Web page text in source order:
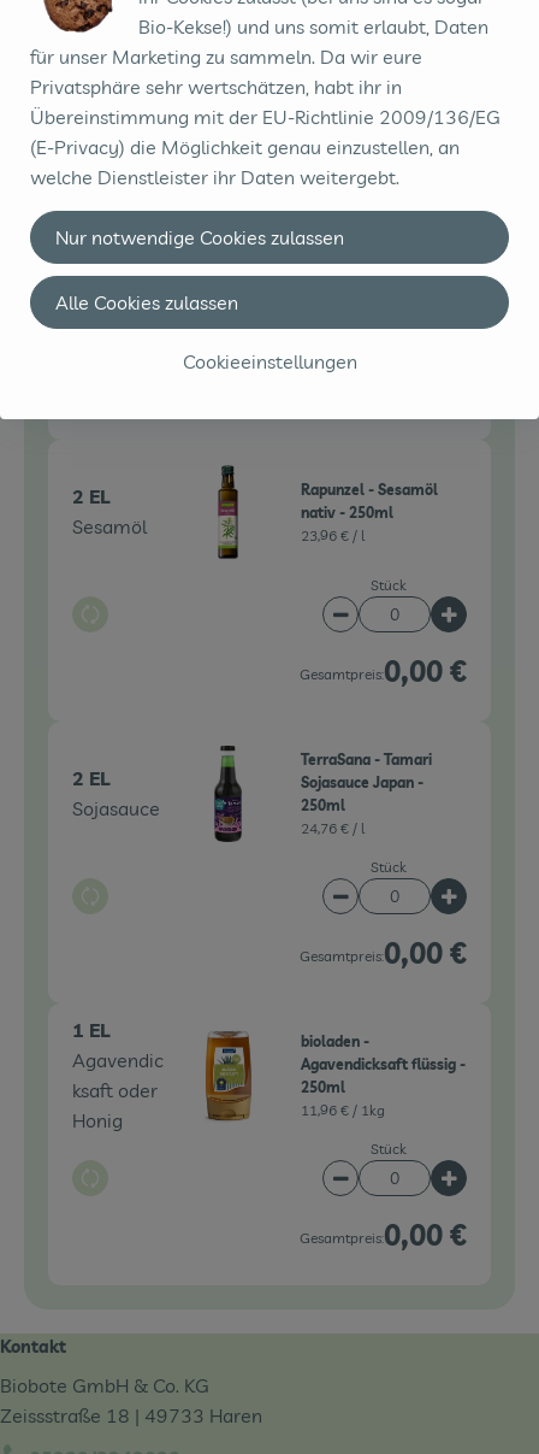
Auswahl ändern
Stück
Artikelanzahl
Gesamtpreis:0,00 €
1 Zehe(n)
Knoblauch
1,49 € /
2 EL
Sesamöl
Auswahl ändern
Rapunzel - Sesamöl
nativ - 250ml
23,96 € / l
Stück
Artikelanzahl
Gesamtpreis:0,00 €
2 EL
Sojasauce
Auswahl ändern
TerraSana - Tamari
Sojasauce Japan -
250ml
24,76 € / l
Stück
Artikelanzahl
Gesamtpreis:0,00 €
1 EL
Agavendic
ksaft oder
Honig
Auswahl ändern
bioladen -
Agavendicksaft flüssig -
250ml
11,96 € / 1kg
Stück
Artikelanzahl
Gesamtpreis:0,00 €
Kontakt
Biobote GmbH & Co. KG
Zeissstraße 18 | 49733 Haren
Bio-Kekse!) und uns somit erlaubt, Daten
für unser Marketing zu sammeln. Da wir eure
Privatsphäre sehr wertschätzen, habt ihr in
Übereinstimmung mit der EU-Richtlinie 2009/136/EG
(E-Privacy) die Möglichkeit genau einzustellen, an
welche Dienstleister ihr Daten weitergebt.
Cookieeinstellungen
Nur notwendige Cookies zulassen
Alle Cookies zulassen